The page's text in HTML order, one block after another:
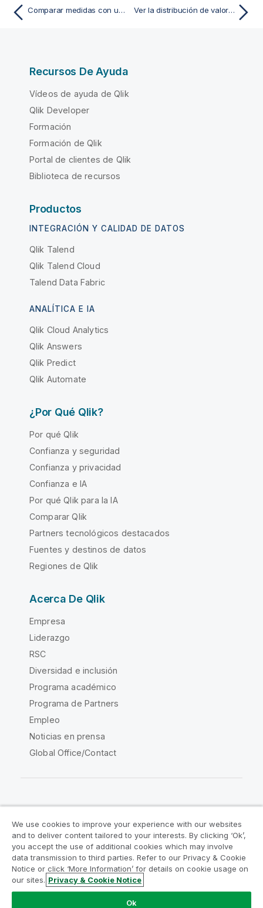
Comparar medidas con una escala diferente utilizando un gráfico combinado Ver la distribución de valores de medida en una dimensión con un diagrama de distribución
Recursos De Ayuda
Vídeos de ayuda de Qlik
Qlik Developer
Formación
Formación de Qlik
Portal de clientes de Qlik
Biblioteca de recursos
Productos
INTEGRACIÓN Y CALIDAD DE DATOS
Qlik Talend
Qlik Talend Cloud
Talend Data Fabric
ANALÍTICA E IA
Qlik Cloud Analytics
Qlik Answers
Qlik Predict
Qlik Automate
¿Por Qué Qlik?
Por qué Qlik
Confianza y seguridad
Confianza y privacidad
Confianza e IA
Por qué Qlik para la IA
Comparar Qlik
Partners tecnológicos destacados
Fuentes y destinos de datos
Regiones de Qlik
Acerca De Qlik
Empresa
Liderazgo
RSC
Diversidad e inclusión
Programa académico
Programa de Partners
Empleo
Noticias en prensa
Global Office/Contact
Acuerdos legales
Condiciones del producto
Legal Policies
Política legal
Condiciones de uso
Marcas comerciales
Do Not Share My Info
We use cookies to improve your experience with our websites
and to deliver content tailored to your interests. By clicking ‘Ok’,
you accept the use of additional cookies which may involve
data transmission to third parties. Refer to our Privacy & Cookie
Notice or click ‘More Information’ for details on cookie usage on
our sites. Privacy & Cookie Notice
Ok